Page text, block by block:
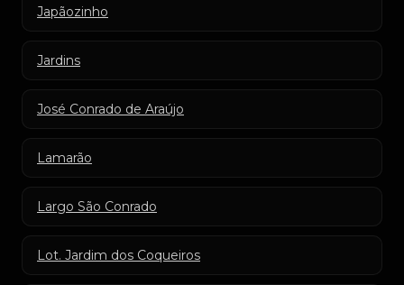
Japãozinho
Jardins
José Conrado de Araújo
Lamarão
Largo São Conrado
Lot. Jardim dos Coqueiros